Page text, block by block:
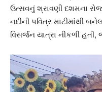
ઉત્સવનું શ્રાવણી દશમના
નદીની પવિત્ર માટીમાંથી
વિસર્જન યાત્રા નીકળી